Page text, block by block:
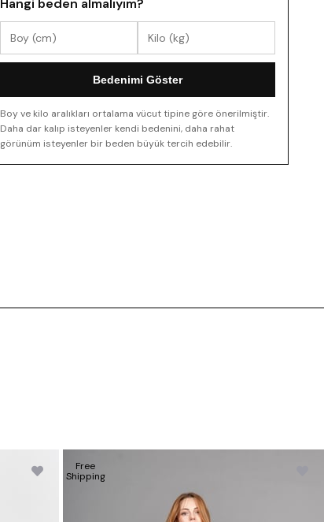
Hangi beden almalıyım?
Bedenimi Göster
Boy ve kilo aralıkları ortalama vücut tipine göre önerilmiştir.
Daha dar kalıp isteyenler kendi bedenini, daha rahat
görünüm isteyenler bir beden büyük tercih edebilir.
Free
Shipping